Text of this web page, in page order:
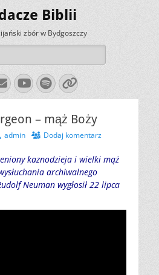
Biblii
zbór w Bydgoszczy
YouTube
Spotify
Link
– mąż Boży
admin Dodaj komentarz
kaznodzieja i wielki mąż
archiwalnego
Neuman wygłosił 22 lipca